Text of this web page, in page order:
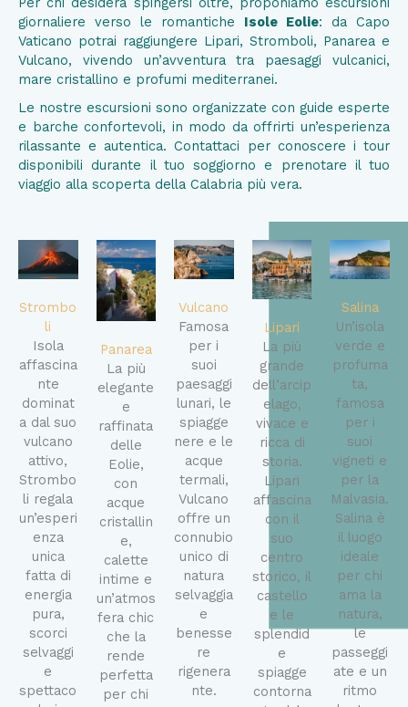
giornaliere verso le romantiche Isole Eolie: da Capo
Vaticano potrai raggiungere Lipari, Stromboli, Panarea e
Vulcano, vivendo un’avventura tra paesaggi vulcanici,
mare cristallino e profumi mediterranei.
Le nostre escursioni sono organizzate con guide esperte
e barche confortevoli, in modo da offrirti un’esperienza
rilassante e autentica. Contattaci per conoscere i tour
disponibili durante il tuo soggiorno e prenotare il tuo
viaggio alla scoperta della Calabria più vera.
Strombo
Li
Isola
affascina
nte
dominat
a dal suo
vulcano
attivo,
Strombo
li regala
un’esperi
enza
unica
fatta di
energia
pura,
scorci
selvaggi
e
spettaco
Panarea
La più
elegante
e
raffinata
delle
Eolie,
con
acque
cristallin
e,
calette
intime e
un’atmos
fera chic
che la
rende
perfetta
per chi
Vulcano
Famosa
per i
suoi
paesaggi
lunari, le
spiagge
nere e le
acque
termali,
Vulcano
offre un
connubio
unico di
natura
selvaggia
e
benesse
re
rigenera
nte.
Lipari
La più
grande
dell’arcip
elago,
vivace e
ricca di
storia.
Lipari
affascina
con il
suo
centro
storico, il
castello
e le
splendid
e
spiagge
contorna
Salina
Un’isola
verde e
profuma
ta,
famosa
per i
suoi
vigneti e
per la
Malvasia.
Salina è
il luogo
ideale
per chi
ama la
natura,
le
passeggi
ate e un
ritmo